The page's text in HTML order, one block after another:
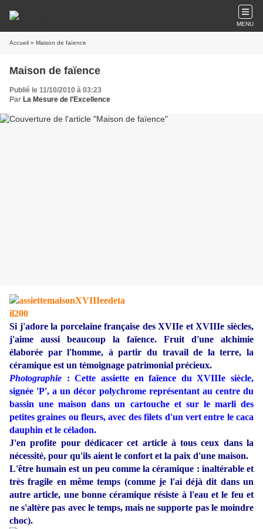
MENU
Accueil » Maison de faïence
Maison de faïence
Publié le 11/10/2010 à 03:23
Par La Mesure de l'Excellence
Si j'adore la porcelaine française des XVIIe et XVIIIe siècles,
j'aime aussi beaucoup la faïence. Fruit d'une alchimie
élaborée par l'homme, à partir du travail de la terre, la
céramique est un témoignage patrimonial précieux.
Photographie : Cette assiette en faïence du XVIIIe siècle,
signée 'P', a un décor polychrome représentant au centre du
bassin une maison dans un cartouche et sur le marli des
petites graines ou fleurs, avec des filets d'un vert entre le caca
dauphin et le céladon.
J'en profite pour dédicacer cet article à tous ceux dans la
nécessité, pour qu'ils aient le confort et la paix d'une maison.
L'être humain est un peu comme la céramique : inaltérable et
très fragile en même temps (comme je l'ai déjà dit dans un
autre article, une bonne céramique résiste à l'eau et le feu et
ne s'altère pas avec le temps, mais ne supporte pas le moindre
choc).